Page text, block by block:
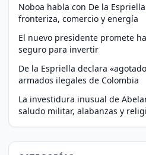
Noboa habla con De la
fronteriza, comercio y energía
El nuevo presidente promete
seguro para invertir
De la Espriella declara
armados ilegales de Colombia
La investidura inusual de
saludo militar, alabanzas y